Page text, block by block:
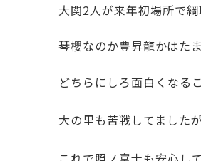
大関2人が来年初場所で
琴櫻なのか豊昇龍かはた
どちらにしろ面白くなる
大の里も苦戦してました